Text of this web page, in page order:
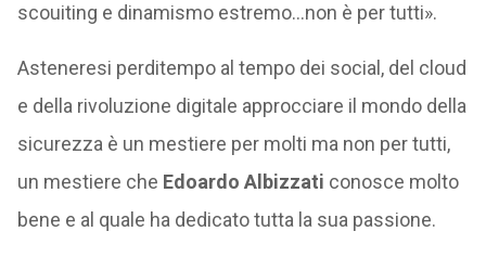
scouiting e dinamismo estremo…non è per tutti».
Asteneresi perditempo al tempo dei social, del cloud
e della rivoluzione digitale approcciare il mondo della
sicurezza è un mestiere per molti ma non per tutti,
un mestiere che Edoardo Albizzati conosce molto
bene e al quale ha dedicato tutta la sua passione.